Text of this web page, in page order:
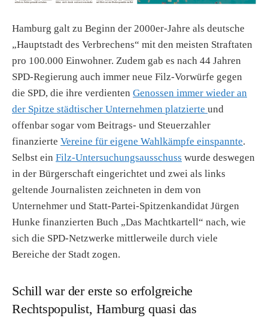
Hamburg galt zu Beginn der 2000er-Jahre als deutsche
„Hauptstadt des Verbrechens“ mit den meisten Straftaten
pro 100.000 Einwohner. Zudem gab es nach 44 Jahren
SPD-Regierung auch immer neue Filz-Vorwürfe gegen
die SPD, die ihre verdienten Genossen immer wieder an
der Spitze städtischer Unternehmen platzierte und
offenbar sogar vom Beitrags- und Steuerzahler
finanzierte Vereine für eigene Wahlkämpfe einspannte.
Selbst ein Filz-Untersuchungsausschuss wurde deswegen
in der Bürgerschaft eingerichtet und zwei als links
geltende Journalisten zeichneten in dem von
Unternehmer und Statt-Partei-Spitzenkandidat Jürgen
Hunke finanzierten Buch „Das Machtkartell“ nach, wie
sich die SPD-Netzwerke mittlerweile durch viele
Bereiche der Stadt zogen.
Schill war der erste so erfolgreiche
Rechtspopulist, Hamburg quasi das